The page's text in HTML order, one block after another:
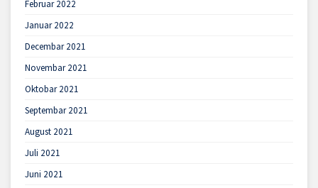
Februar 2022
Januar 2022
Decembar 2021
Novembar 2021
Oktobar 2021
Septembar 2021
August 2021
Juli 2021
Juni 2021